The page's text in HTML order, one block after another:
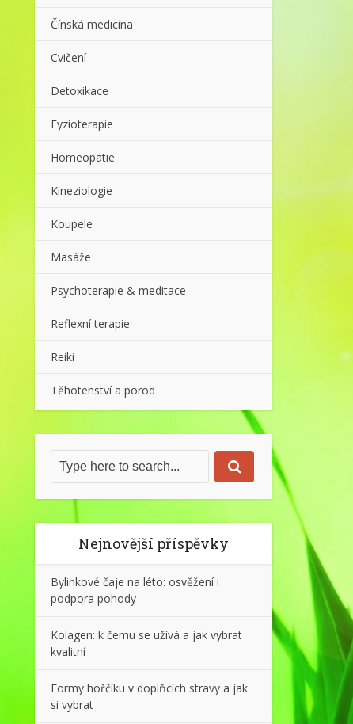
Čínská medicína
Cvičení
Detoxikace
Fyzioterapie
Homeopatie
Kineziologie
Koupele
Masáže
Psychoterapie & meditace
Reflexní terapie
Reiki
Těhotenství a porod
Nejnovější příspěvky
Bylinkové čaje na léto: osvěžení i
podpora pohody
Kolagen: k čemu se užívá a jak vybrat
kvalitní
Formy hořčíku v doplňcích stravy a jak
si vybrat